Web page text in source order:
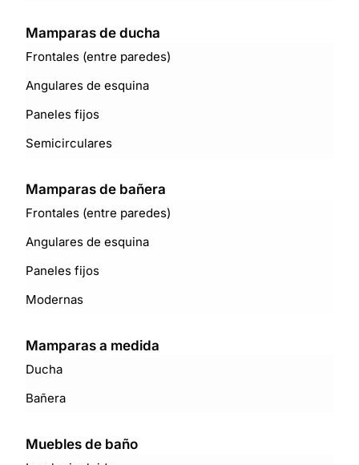
Mamparas de ducha
Frontales (entre paredes)
Angulares de esquina
Paneles fijos
Semicirculares
Mamparas de bañera
Frontales (entre paredes)
Angulares de esquina
Paneles fijos
Modernas
Mamparas a medida
Ducha
Bañera
Muebles de baño